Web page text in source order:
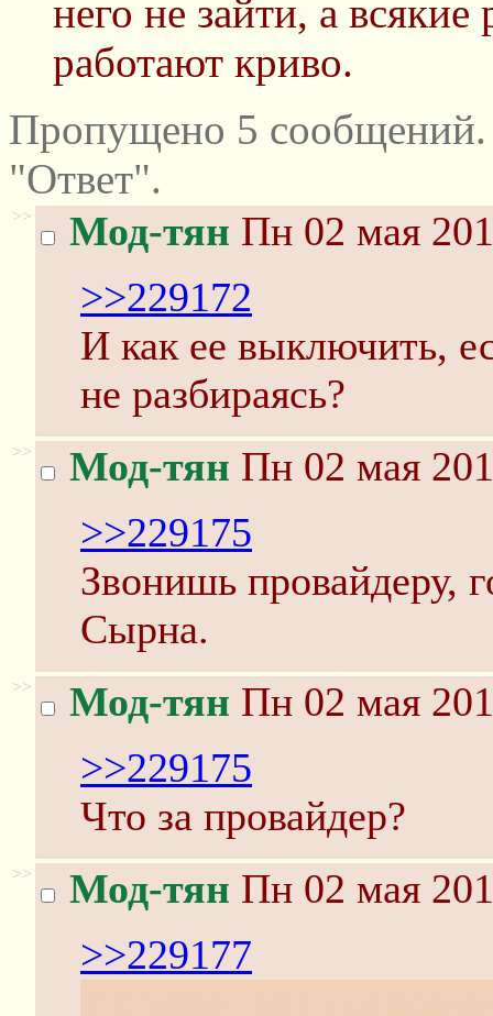
него не зайти, а
работают криво.
Пропущено 5
"Ответ".
>> Мод-тян Пн 02 мая
>>229172
И как ее выключить,
не разбираясь?
>> Мод-тян Пн 02 мая
>>229175
Звонишь провайдеру,
Сырна.
>> Мод-тян Пн 02 мая
>>229175
Что за провайдер?
>> Мод-тян Пн 02 мая
>>229177